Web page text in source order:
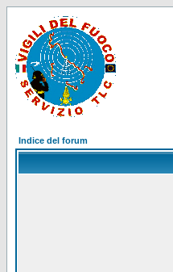
Indice del forum